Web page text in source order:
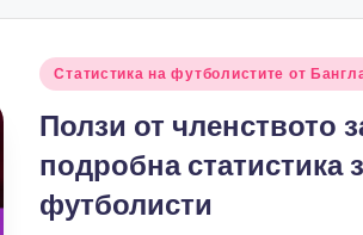
Posted
Статистика на футболистите от
Ползи от членството
подробна статистика
футболисти